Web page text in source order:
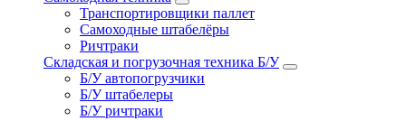
Транспортировщики паллет
Самоходные штабелёры
Ричтраки
Складская и погрузочная техника Б/У
Б/У автопогрузчики
Б/У штабелеры
Б/У ричтраки